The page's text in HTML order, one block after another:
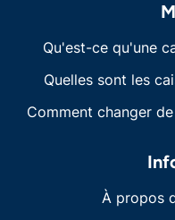
Qu'est-ce qu'une
Quelles sont les
Comment changer
À propos